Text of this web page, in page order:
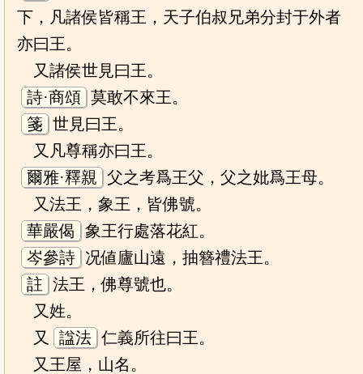
下，凡諸侯皆稱王，天子伯叔兄弟分封于外者
亦曰王。
又諸侯世見曰王。
詩·商頌 莫敢不來王。
箋 世見曰王。
又凡尊稱亦曰王。
爾雅·釋親 父之考爲王父，父之妣爲王母。
又法王，象王，皆佛號。
華嚴偈
象王行處落花紅。
岑參詩 况値廬山遠，抽簪禮法王。
註 法王，佛尊號也。
又姓。
又
諡法 仁義所往曰王。
又王屋，山名。